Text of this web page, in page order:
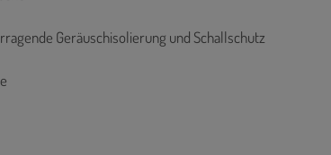
Geräuschisolierung und Schallschutz